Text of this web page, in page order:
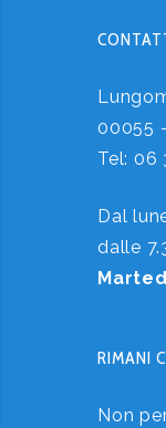
00055
Tel: 06
Dal
dalle
RIMANI
Non